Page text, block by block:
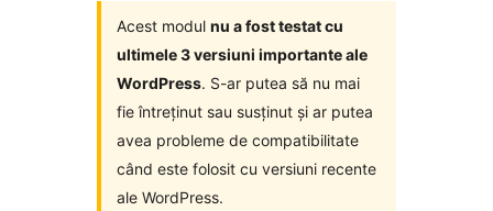
Acest modul nu a fost testat cu
ultimele 3 versiuni importante ale
WordPress. S-ar putea să nu mai
fie întreținut sau susținut și ar putea
avea probleme de compatibilitate
când este folosit cu versiuni recente
ale WordPress.